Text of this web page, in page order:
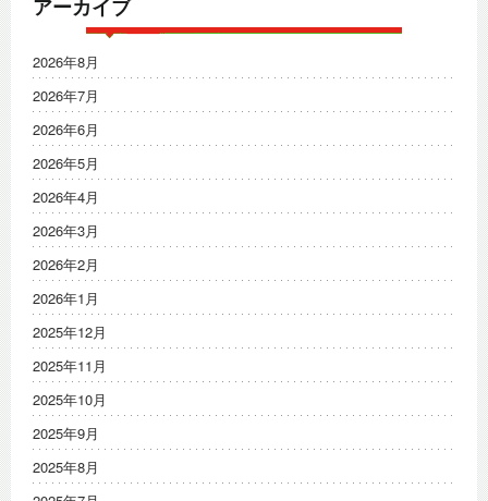
アーカイブ
2026年8月
2026年7月
2026年6月
2026年5月
2026年4月
2026年3月
2026年2月
2026年1月
2025年12月
2025年11月
2025年10月
2025年9月
2025年8月